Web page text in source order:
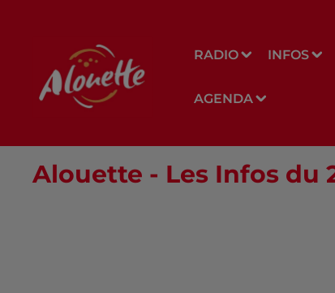
RADIO INFOS
AGENDA
Alouette - Les Infos du